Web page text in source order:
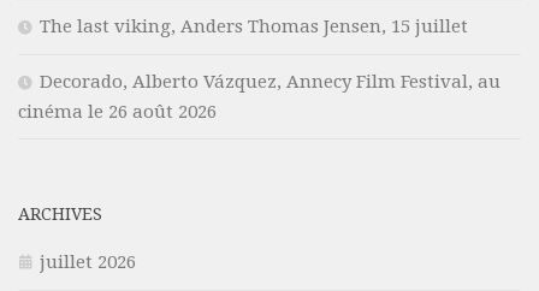
The last viking, Anders Thomas Jensen, 15 juillet
Decorado, Alberto Vázquez, Annecy Film Festival, au
cinéma le 26 août 2026
ARCHIVES
juillet 2026